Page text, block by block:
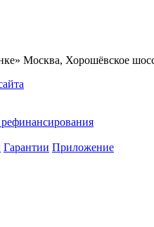
Москва, Хорошёвское
Гарантии Приложение